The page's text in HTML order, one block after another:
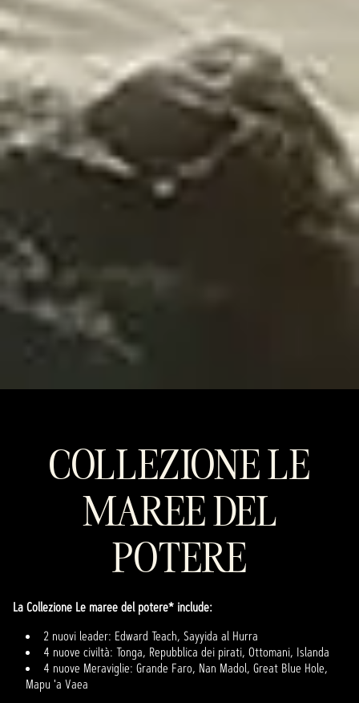
COLLEZIONE LE
MAREE DEL
POTERE
La Collezione Le maree del potere* include:
2 nuovi leader: Edward Teach, Sayyida al Hurra
4 nuove civiltà: Tonga, Repubblica dei pirati, Ottomani, Islanda
4 nuove Meraviglie: Grande Faro, Nan Madol, Great Blue Hole,
Mapu 'a Vaea